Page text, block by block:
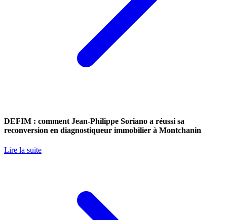
DEFIM : comment Jean-Philippe Soriano a réussi sa
reconversion en diagnostiqueur immobilier à Montchanin
Lire la suite